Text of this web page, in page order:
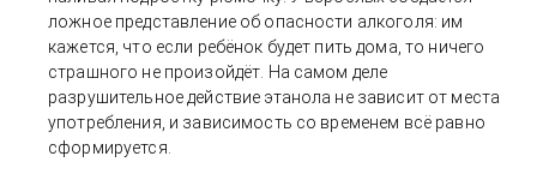
ложное представление об опасности алкоголя: им
кажется, что если ребёнок будет пить дома, то ничего
страшного не произойдёт. На самом деле
разрушительное действие этанола не зависит от места
употребления, и зависимость со временем всё равно
сформируется.